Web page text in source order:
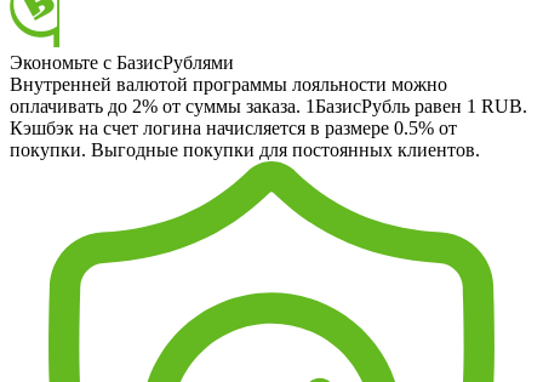
Экономьте с БазисРублями
Внутренней валютой программы лояльности можно
оплачивать до 2% от суммы заказа. 1БазисРубль равен 1 RUB.
Кэшбэк на счет логина начисляется в размере 0.5% от
покупки. Выгодные покупки для постоянных клиентов.